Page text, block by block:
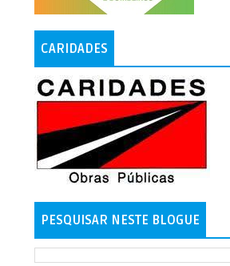
CARIDADES
PESQUISAR NESTE BLOGUE